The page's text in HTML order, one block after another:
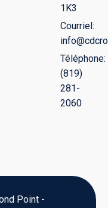
1K3
Courriel:
Téléphone:
(819)
281-
2060
Point -